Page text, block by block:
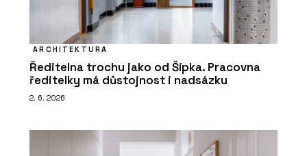
ARCHITEKTURA
Ředitelna trochu jako od Šípka. Pracovna
ředitelky má důstojnost i nadsázku
2. 6. 2026